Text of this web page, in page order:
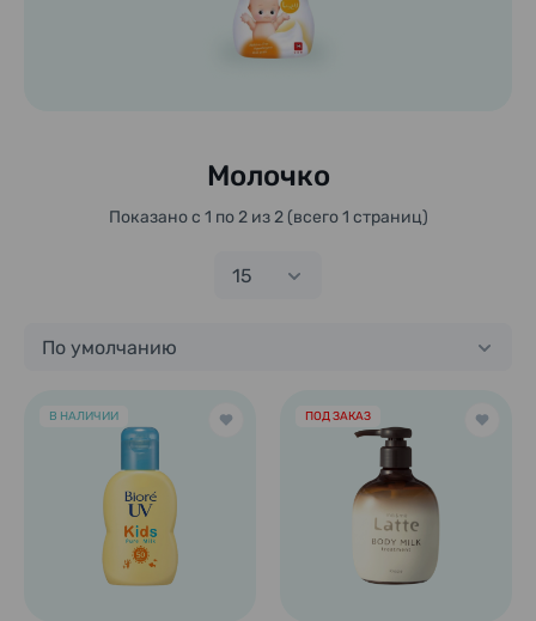
Молочко
Показано с 1 по 2 из 2 (всего 1 страниц)
15
По умолчанию
В НАЛИЧИИ ПОД ЗАКАЗ